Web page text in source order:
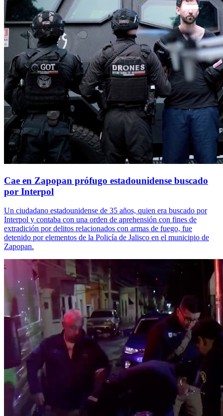
Cae en Zapopan prófugo estadounidense buscado
por Interpol
Un ciudadano estadounidense de 35 años, quien era buscado por
Interpol y contaba con una orden de aprehensión con fines de
extradición por delitos relacionados con armas de fuego, fue
detenido por elementos de la Policía de Jalisco en el municipio de
Zapopan.